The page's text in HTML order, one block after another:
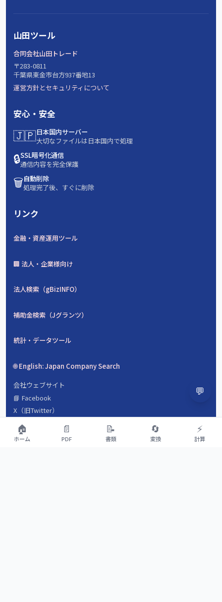
山田ツール
合同会社山田トレード
〒283-0811
千葉県東金市台方937番地13
運営方針とセキュリティについて
安心・安全
🇯🇵日本国内サーバー
大切なファイルは日本国内で処理
🔒SSL暗号化通信
通信内容を完全保護
🗑️自動削除
処理完了後、すぐに削除
リンク
金融・資産運用ツール
🏢 法人・企業様向け
法人検索（gBizINFO）
補助金検索（Jグランツ）
統計・データツール
🌐 English: Japan Company Search
会社ウェブサイト
📘 Facebook
X（旧Twitter）
会社概要
数字で見るyamada-tools.jp
🏠
ホーム
📄
PDF
📝
書類
🔄
変換
⚡
計算
💬